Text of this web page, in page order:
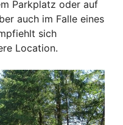
Parkplatz oder auf
auch im Falle eines
sich
Location.